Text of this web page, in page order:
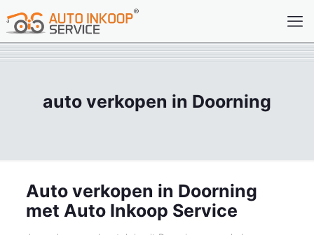
auto verkopen in Doorning
Auto verkopen in Doorning
met Auto Inkoop Service